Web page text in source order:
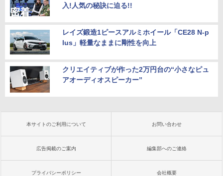
入!人気の秘訣に迫る!!
レイズ鍛造1ピースアルミホイール「CE28 N-p
lus」軽量なままに剛性を向上
クリエイティブが作った2万円台の“小さなピュ
アオーディオスピーカー”
本サイトのご利用について お問い合わせ
広告掲載のご案内 編集部へのご連絡
プライバシーポリシー 会社概要